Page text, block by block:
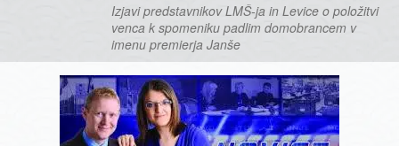
Seznam kanalov
Seznam Oddaj
Izjavi predstavnikov LMŠ-ja in Levice o položitvi
venca k spomeniku padlim domobrancem v
imenu premierja Janše